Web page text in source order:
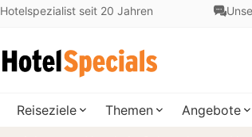
seit 20 Jahren
Reiseziele Themen Angebote